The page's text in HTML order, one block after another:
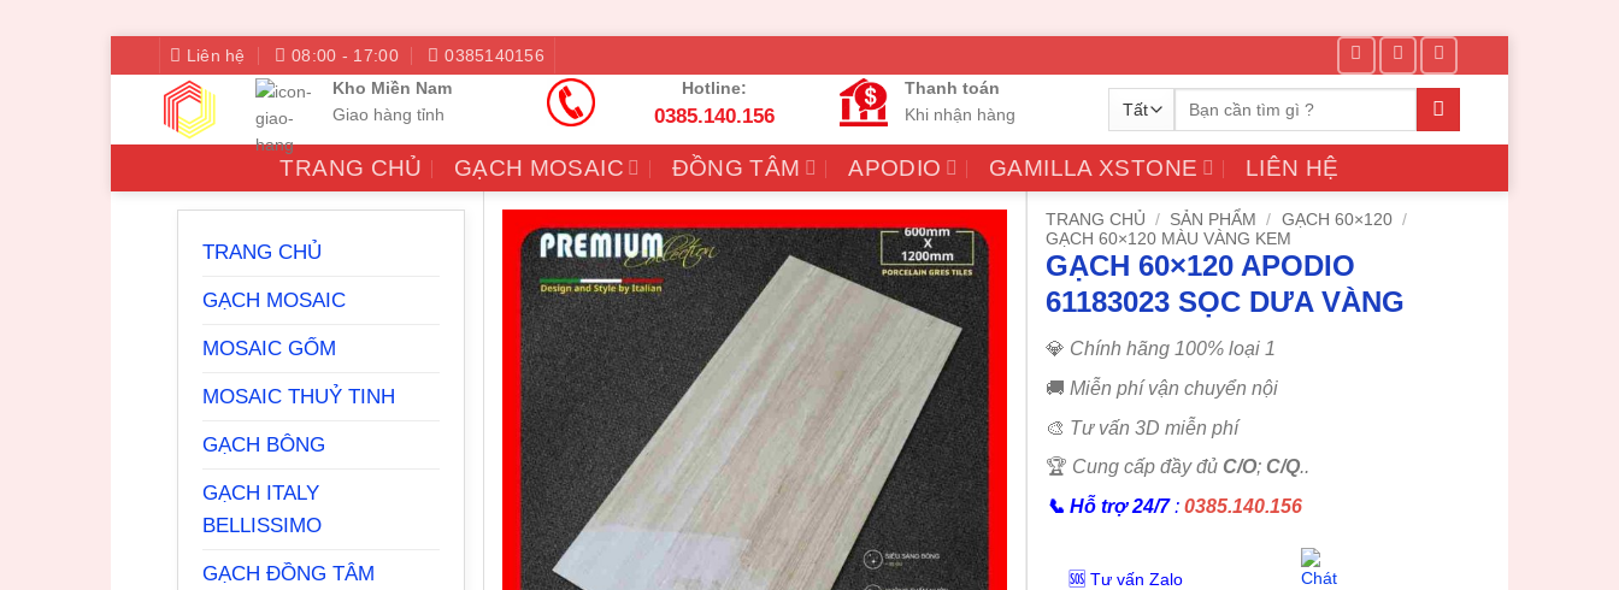
dung
Liên hệ 08:00 - 17:00
0385140156
Kho Miền Nam
Giao hàng tỉnh
Hotline:
0385.140.156
Thanh toán
Khi nhận hàng
Tìm
TRANG CHỦ GẠCH MOSAIC ĐỒNG TÂM APODIO GAMILLA XSTONE LIÊN HỆ
TRANG CHỦ
GẠCH MOSAIC
MOSAIC GỐM
MOSAIC THUỶ TINH
GẠCH BÔNG
GẠCH ITALY
BELLISSIMO
GẠCH ĐỒNG TÂM
TRANG CHỦ / SẢN PHẨM / GẠCH 60×120 /
GẠCH 60×120 MÀU VÀNG KEM
GẠCH 60×120 APODIO
61183023 SỌC DƯA VÀNG
💎 Chính hãng 100% loại 1
🚚 Miễn phí vận chuyển nội
🎨 Tư vấn 3D miễn phí
🏆 Cung cấp đầy đủ C/O; C/Q..
📞 Hỗ trợ 24/7: 0385.140.156
🆘 Tư vấn Zalo